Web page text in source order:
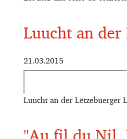
Luucht an
21.03.2015
Luucht an der Lëtzebuerger